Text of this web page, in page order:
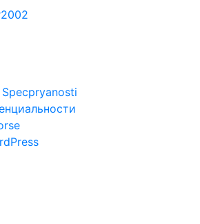
Specpryanosti